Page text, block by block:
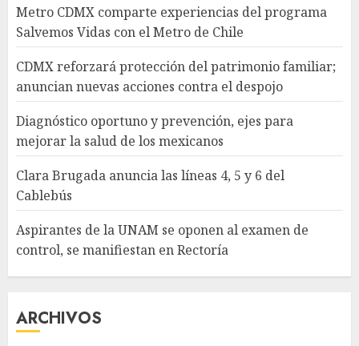
Metro CDMX comparte experiencias del programa
Salvemos Vidas con el Metro de Chile
CDMX reforzará protección del patrimonio familiar;
anuncian nuevas acciones contra el despojo
Diagnóstico oportuno y prevención, ejes para
mejorar la salud de los mexicanos
Clara Brugada anuncia las líneas 4, 5 y 6 del
Cablebús
Aspirantes de la UNAM se oponen al examen de
control, se manifiestan en Rectoría
ARCHIVOS